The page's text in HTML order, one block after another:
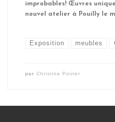
improbables! Œuvres
nouvel atelier à Pouilly
Exposition meubles
par Christine Poirier